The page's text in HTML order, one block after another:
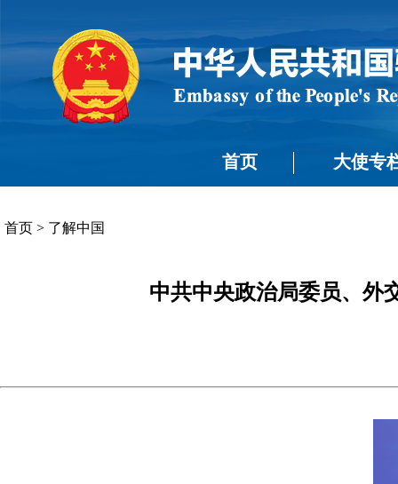
首页 大使专
首页 > 了解中国
中共中央政治局委员、外